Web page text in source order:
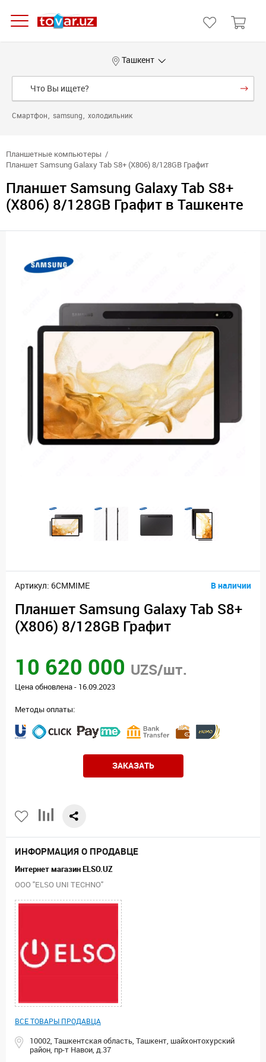
Ташкент
Смартфон samsung холодильник
Планшетные компьютеры
Планшет Samsung Galaxy Tab S8+ (X806) 8/128GB Графит
Планшет Samsung Galaxy Tab S8+
(X806) 8/128GB Графит в Ташкенте
Артикул: 6CMMIME В наличии
Планшет Samsung Galaxy Tab S8+
(X806) 8/128GB Графит
10 620 000 UZS/шт.
Цена обновлена - 16.09.2023
Методы оплаты:
ЗАКАЗАТЬ
ИНФОРМАЦИЯ О ПРОДАВЦЕ
Интернет магазин ELSO.UZ
ООО "ELSO UNI TECHNO"
ВСЕ ТОВАРЫ ПРОДАВЦА
10002, Ташкентская область, Ташкент, шайхонтохурский
район, пр-т Навои, д.37